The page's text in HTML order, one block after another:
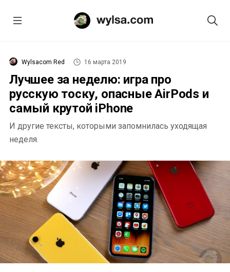
Wylsacom Red 16 марта 2019
Лучшее за неделю: игра про
русскую тоску, опасные AirPods и
самый крутой iPhone
И другие тексты, которыми запомнилась уходящая
неделя.